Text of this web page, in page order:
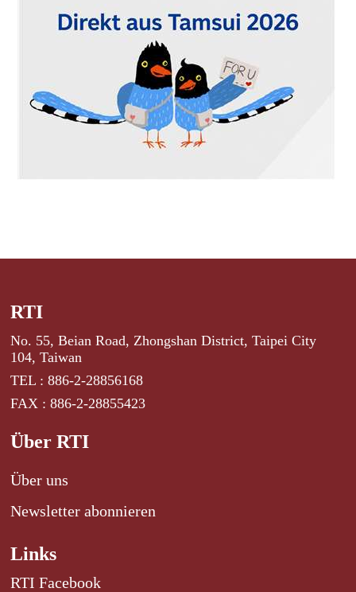
RTI
No. 55, Beian Road, Zhongshan District, Taipei City
104, Taiwan
TEL : 886-2-28856168
FAX : 886-2-28855423
Über RTI
Über uns
Newsletter abonnieren
Links
RTI Facebook